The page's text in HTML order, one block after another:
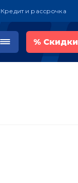
Кредит и рассрочка
% Скидки